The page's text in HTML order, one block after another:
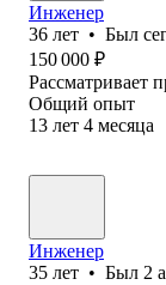
Инженер
36 лет • Был
150 000 ₽
Рассматривает
Общий опыт
13 лет 4 месяца
Инженер
35 лет • Был 2